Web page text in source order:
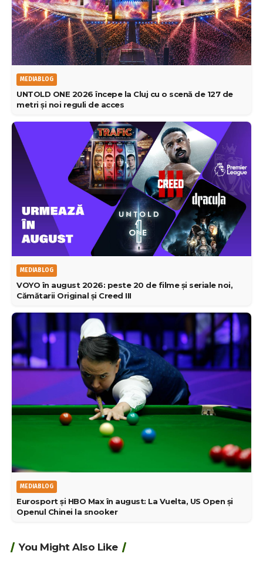
MEDIABLOG
UNTOLD ONE 2026 începe la Cluj cu o scenă de 127 de
metri și noi reguli de acces
MEDIABLOG
VOYO în august 2026: peste 20 de filme și seriale noi,
Cămătarii Original și Creed III
MEDIABLOG
Eurosport și HBO Max în august: La Vuelta, US Open și
Openul Chinei la snooker
You Might Also Like